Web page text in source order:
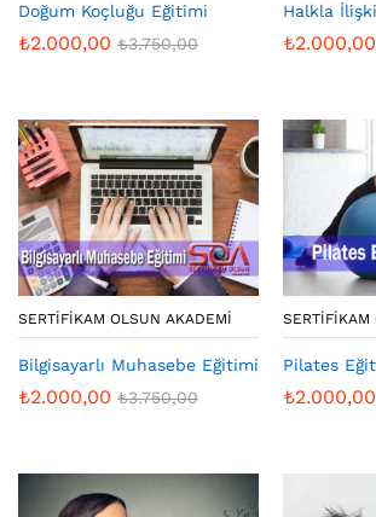
Doğum Koçluğu Eğitimi
₺2.000,00 ₺3.750,00
Halkla
₺2.000,00
SERTIFIKAM OLSUN AKADEMI
Bilgisayarlı Muhasebe Eğitimi
₺2.000,00 ₺3.750,00
SERTIFIKAM
Pilates
₺2.000,00